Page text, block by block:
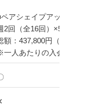
アシェイプアッププログラム
2回（全16回）×50分/レッスン
額：437,800円（税込）
一人あたりの入会金：55,000円